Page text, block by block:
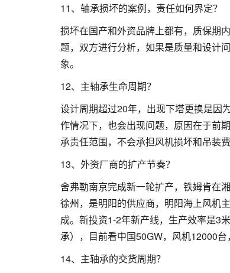
11、轴承损坏的案例，责任如何界定？
损坏在国产和外资品牌上都有，质保期
题，双方进行分析，如果是质量和设计
象。
12、主轴承生命周期？
设计周期超过20年，出现下塔更换是因
作情况下，也会出现问题，原因在于前
承责任范围，不会承担风机损坏和吊装费
13、外资厂商的扩产节奏？
舍弗勒南京完成新一轮扩产，铁姆肯在
徐州，是明阳的供应商，明阳海上风机
成。新投资1-2年新产线，生产效率是3
承），目前看中国50GW，风机12000
14、主轴承的交货周期？